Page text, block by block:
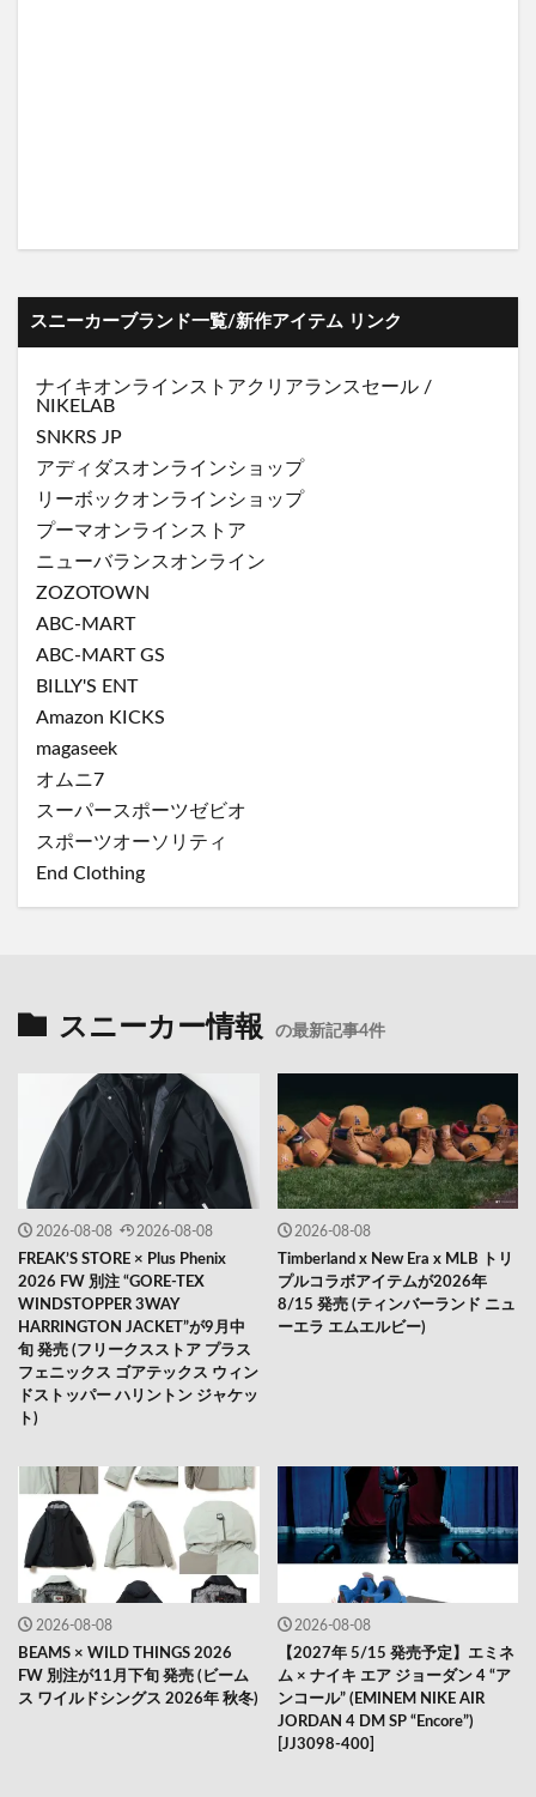
スニーカーブランド一覧/新作アイテム リンク
ナイキオンラインストアクリアランスセール /
NIKELAB
SNKRS JP
アディダスオンラインショップ
リーボックオンラインショップ
プーマオンラインストア
ニューバランスオンライン
ZOZOTOWN
ABC-MART
ABC-MART GS
BILLY'S ENT
Amazon KICKS
magaseek
オムニ7
スーパースポーツゼビオ
スポーツオーソリティ
End Clothing
スニーカー情報 の最新記事4件
2026-08-08 2026-08-08
FREAK’S STORE × Plus Phenix
2026 FW 別注 “GORE-TEX
WINDSTOPPER 3WAY
HARRINGTON JACKET”が9月中
旬 発売 (フリークスストア プラス
フェニックス ゴアテックス ウィン
ドストッパー ハリントン ジャケッ
ト)
2026-08-08
Timberland x New Era x MLB トリ
プルコラボアイテムが2026年
8/15 発売 (ティンバーランド ニュ
ーエラ エムエルビー)
2026-08-08
BEAMS × WILD THINGS 2026
FW 別注が11月下旬 発売 (ビーム
ス ワイルドシングス 2026年 秋冬)
2026-08-08
【2027年 5/15 発売予定】エミネ
ム × ナイキ エア ジョーダン 4 “ア
ンコール” (EMINEM NIKE AIR
JORDAN 4 DM SP “Encore”)
[JJ3098-400]